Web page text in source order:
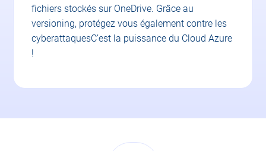
fichiers stockés sur OneDrive. Grâce au
versioning, protégez vous également contre les
cyberattaquesC’est la puissance du Cloud Azure
!